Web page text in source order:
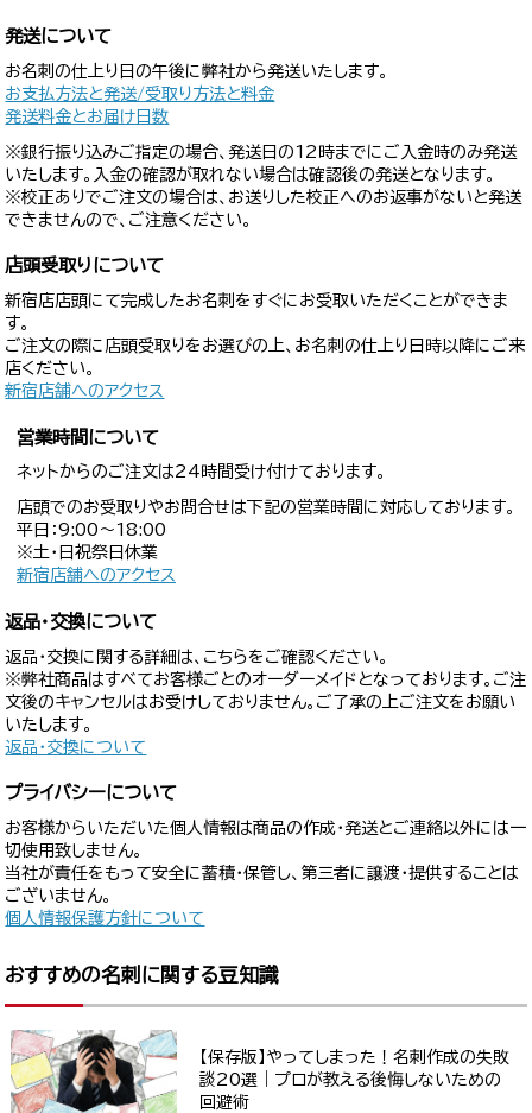
発送について
お名刺の仕上り日の午後に弊社から発送いたします。
お支払方法と発送/受取り方法と料金
発送料金とお届け日数
※銀行振り込みご指定の場合、発送日の12時までにご入金時のみ発送
いたします。入金の確認が取れない場合は確認後の発送となります。
※校正ありでご注文の場合は、お送りした校正へのお返事がないと発送
できませんので、ご注意ください。
店頭受取りについて
新宿店店頭にて完成したお名刺をすぐにお受取いただくことができま
す。
ご注文の際に店頭受取りをお選びの上、お名刺の仕上り日時以降にご来
店ください。
新宿店舗へのアクセス
営業時間について
ネットからのご注文は24時間受け付けております。
店頭でのお受取りやお問合せは下記の営業時間に対応しております。
平日：9:00〜18:00
※土・日祝祭日休業
新宿店舗へのアクセス
返品・交換について
返品・交換に関する詳細は、こちらをご確認ください。
※弊社商品はすべてお客様ごとのオーダーメイドとなっております。ご注
文後のキャンセルはお受けしておりません。ご了承の上ご注文をお願い
いたします。
返品・交換について
プライバシーについて
お客様からいただいた個人情報は商品の作成・発送とご連絡以外には一
切使用致しません。
当社が責任をもって安全に蓄積・保管し、第三者に譲渡・提供することは
ございません。
個人情報保護方針について
おすすめの名刺に関する豆知識
【保存版】やってしまった！名刺作成の失敗
談20選｜プロが教える後悔しないための
回避術